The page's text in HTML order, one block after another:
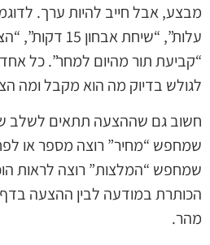
מבצע, אבל חייב להיות ערך.
עלות”, “שיחת
“קביעת תור מהיום למחר”. כל
לגולש בדיוק מה הוא מקבל ומה
חשוב גם שההצעה תתאים לשלב
שמחפש “מחיר” רוצה מספר או
שמחפש “המלצות” רוצה לראות
הכותרת במודעה לבין ההצעה
מהר.